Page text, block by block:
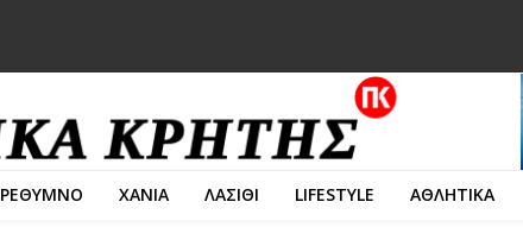
ΡΕΘΥΜΝΟ ΧΑΝΙΑ ΛΑΣΙΘΙ LIFESTYLE ΑΘΛΗΤΙΚΑ